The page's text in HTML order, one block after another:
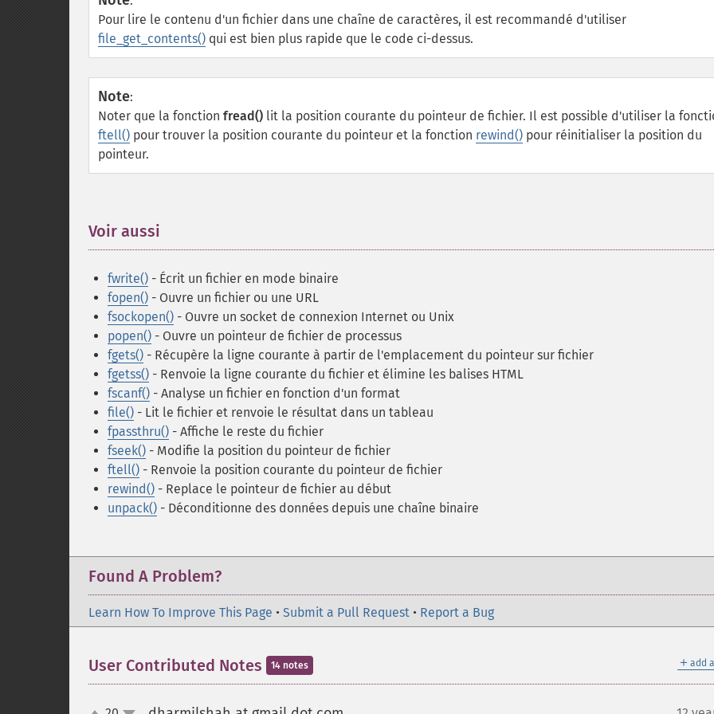
Pour lire le contenu d'un fichier dans une chaîne de caractères, il est recommandé d'utiliser
file_get_contents() qui est bien plus rapide que le code ci-dessus.
Note:
Noter que la fonction fread() lit la position courante du pointeur de fichier. Il est possible d'utiliser la
ftell() pour trouver la position courante du pointeur et la fonction rewind() pour réinitialiser la position du
pointeur.
Voir aussi
fwrite() - Écrit un fichier en mode binaire
fopen() - Ouvre un fichier ou une URL
fsockopen() - Ouvre un socket de connexion Internet ou Unix
popen() - Ouvre un pointeur de fichier de processus
fgets() - Récupère la ligne courante à partir de l'emplacement du pointeur sur fichier
fgetss() - Renvoie la ligne courante du fichier et élimine les balises HTML
fscanf() - Analyse un fichier en fonction d'un format
file() - Lit le fichier et renvoie le résultat dans un tableau
fpassthru() - Affiche le reste du fichier
fseek() - Modifie la position du pointeur de fichier
ftell() - Renvoie la position courante du pointeur de fichier
rewind() - Replace le pointeur de fichier au début
unpack() - Déconditionne des données depuis une chaîne binaire
Found A Problem?
Learn How To Improve This Page • Submit a Pull Request • Report a Bug
＋ add
User Contributed Notes 14 notes